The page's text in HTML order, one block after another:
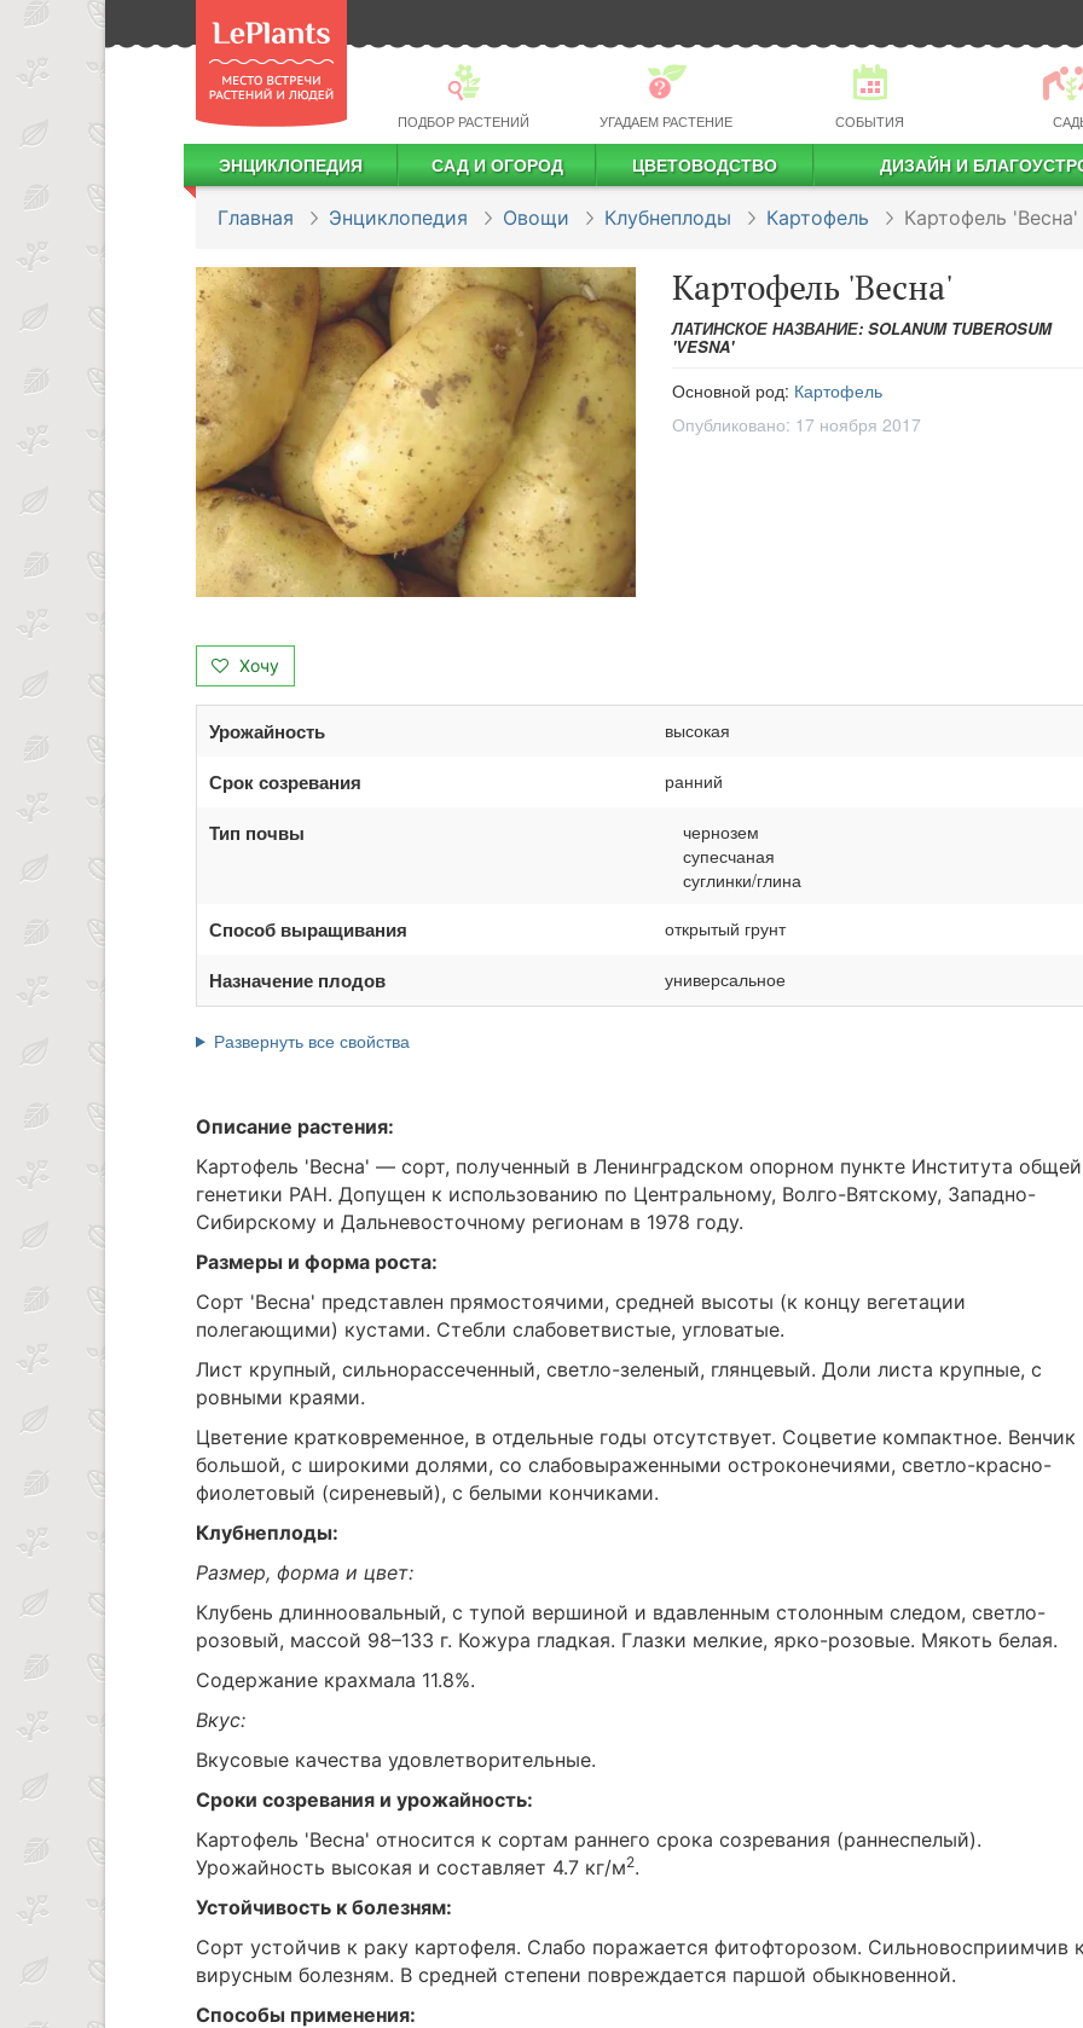
ПОДБОР РАСТЕНИЙ УГАДАЕМ РАСТЕНИЕ СОБЫТИЯ
ЭНЦИКЛОПЕДИЯ САД И ОГОРОД ЦВЕТОВОДСТВО ДИЗАЙН И
Главная Энциклопедия Овощи Клубнеплоды Картофель Картофель 'Весна'
Картофель 'Весна'
ЛАТИНСКОЕ НАЗВАНИЕ: SOLANUM TUBEROSUM
'VESNA'
Основной род: Картофель
Опубликовано: 17 ноября 2017
Хочу
Урожайность высокая
Срок созревания ранний
Тип почвы
чернозем
супесчаная
суглинки/глина
Способ выращивания открытый грунт
Назначение плодов универсальное
Развернуть все свойства
Описание растения:
Картофель 'Весна' — сорт, полученный в Ленинградском опорном пункте Института общей
генетики РАН. Допущен к использованию по Центральному, Волго-Вятскому, Западно-
Сибирскому и Дальневосточному регионам в 1978 году.
Размеры и форма роста:
Сорт 'Весна' представлен прямостоячими, средней высоты (к концу вегетации
полегающими) кустами. Стебли слабоветвистые, угловатые.
Лист крупный, сильнорассеченный, светло-зеленый, глянцевый. Доли листа крупные, с
ровными краями.
Цветение кратковременное, в отдельные годы отсутствует. Соцветие компактное. Венчик
большой, с широкими долями, со слабовыраженными остроконечиями, светло-красно-
фиолетовый (сиреневый), с белыми кончиками.
Клубнеплоды:
Размер, форма и цвет:
Клубень длинноовальный, с тупой вершиной и вдавленным столонным следом, светло-
розовый, массой 98–133 г. Кожура гладкая. Глазки мелкие, ярко-розовые. Мякоть белая.
Содержание крахмала 11.8%.
Вкус:
Вкусовые качества удовлетворительные.
Сроки созревания и урожайность:
Картофель 'Весна' относится к сортам раннего срока созревания (раннеспелый).
Урожайность высокая и составляет 4.7 кг/м2.
Устойчивость к болезням:
Сорт устойчив к раку картофеля. Слабо поражается фитофторозом. Сильновосприимчив
вирусным болезням. В средней степени повреждается паршой обыкновенной.
Способы применения: